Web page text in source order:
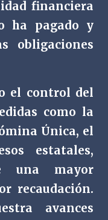
financiera
ha pagado y
obligaciones
el control del
como la
Única, el
estatales,
una mayor
recaudación.
avances